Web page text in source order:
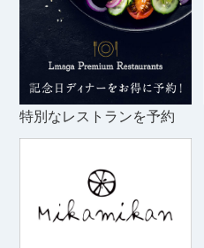
特別なレストランを予約